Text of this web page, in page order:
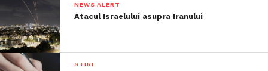
NEWS ALERT
Atacul Israelului asupra Iranului
STIRI